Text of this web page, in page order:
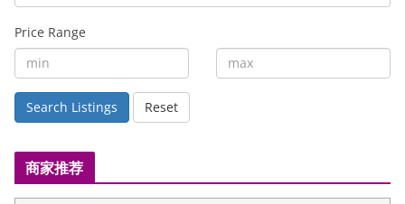
Price Range
Search Listings Reset
商家推荐